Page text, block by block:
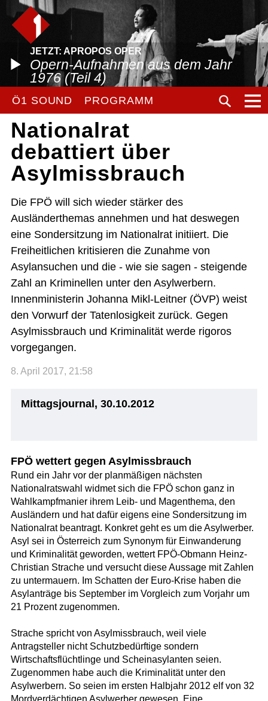
JETZT: APROPOS OPER
Opern-Aufnahmen aus dem Jahr
1976 (Teil 4)
Ö1 SOUND PROGRAMM
Nationalrat
debattiert über
Asylmissbrauch
Die FPÖ will sich wieder stärker des
Ausländerthemas annehmen und hat deswegen
eine Sondersitzung im Nationalrat initiiert. Die
Freiheitlichen kritisieren die Zunahme von
Asylansuchen und die - wie sie sagen - steigende
Zahl an Kriminellen unter den Asylwerbern.
Innenministerin Johanna Mikl-Leitner (ÖVP) weist
den Vorwurf der Tatenlosigkeit zurück. Gegen
Asylmissbrauch und Kriminalität werde rigoros
vorgegangen.
8. April 2017, 21:58
Mittagsjournal, 30.10.2012
FPÖ wettert gegen Asylmissbrauch
Rund ein Jahr vor der planmäßigen nächsten
Nationalratswahl widmet sich die FPÖ schon ganz in
Wahlkampfmanier ihrem Leib- und Magenthema, den
Ausländern und hat dafür eigens eine Sondersitzung im
Nationalrat beantragt. Konkret geht es um die Asylwerber.
Asyl sei in Österreich zum Synonym für Einwanderung
und Kriminalität geworden, wettert FPÖ-Obmann Heinz-
Christian Strache und versucht diese Aussage mit Zahlen
zu untermauern. Im Schatten der Euro-Krise haben die
Asylanträge bis September im Vorgleich zum Vorjahr um
21 Prozent zugenommen.
Strache spricht von Asylmissbrauch, weil viele
Antragsteller nicht Schutzbedürftige sondern
Wirtschaftsflüchtlinge und Scheinasylanten seien.
Zugenommen habe auch die Kriminalität unter den
Asylwerbern. So seien im ersten Halbjahr 2012 elf von 32
Mordverdächtigen Asylwerber gewesen. Eine